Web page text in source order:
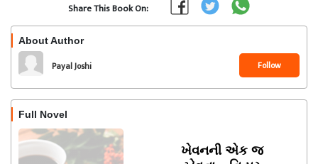
Share This Book On:
About Author
Payal Joshi Follow
Full Novel
ખેવનની એક જ